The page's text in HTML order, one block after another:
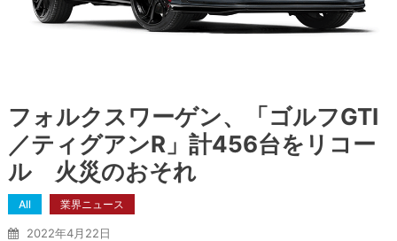
フォルクスワーゲン、「ゴルフGTI
／ティグアンR」計456台をリコー
ル 火災のおそれ
All 業界ニュース
2022年4月22日